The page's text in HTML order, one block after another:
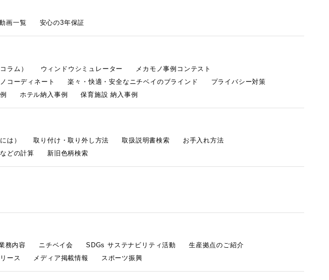
画一覧 安心の3年保証
ラム） ウィンドウシミュレーター
メカモノ事例コンテスト
コーディネート 楽々・快適・安全なニチベイのブラインド
プライバシー対策
ホテル納入事例 保育施設 納入事例
は） 取り付け・取り外し方法 取扱説明書検索
お手入れ方法
どの計算 新旧色柄検索
務内容 ニチベイ会 SDGs サステナビリティ活動
生産拠点のご紹介
ース メディア掲載情報 スポーツ振興